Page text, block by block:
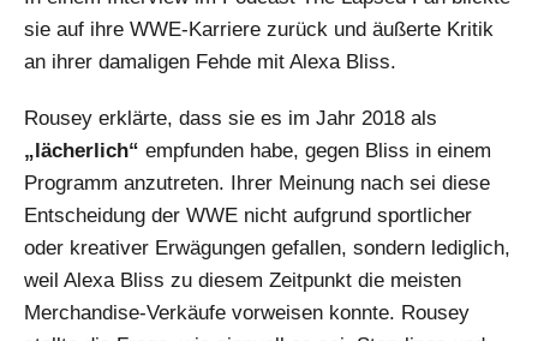
sie auf ihre WWE-Karriere zurück und äußerte Kritik
an ihrer damaligen Fehde mit Alexa Bliss.
Rousey erklärte, dass sie es im Jahr 2018 als
„lächerlich“ empfunden habe, gegen Bliss in einem
Programm anzutreten. Ihrer Meinung nach sei diese
Entscheidung der WWE nicht aufgrund sportlicher
oder kreativer Erwägungen gefallen, sondern lediglich,
weil Alexa Bliss zu diesem Zeitpunkt die meisten
Merchandise-Verkäufe vorweisen konnte. Rousey